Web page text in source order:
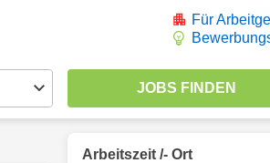
Für
Arbeitszeit /- Ort